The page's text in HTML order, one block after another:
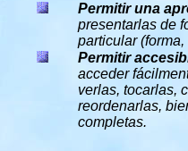
Permitir una
presentarlas de
particular (forma,
Permitir
acceder
verlas, tocarlas,
reordenarlas,
completas.